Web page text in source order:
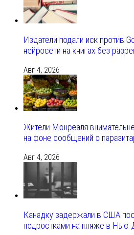
Издатели подали иск против
нейросети на книгах без
Авг 4, 2026
Жители Монреаля
на фоне сообщений о
Авг 4, 2026
Канадку задержали в США
подростками на пляже в